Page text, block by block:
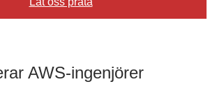
AWS-ingenjörer